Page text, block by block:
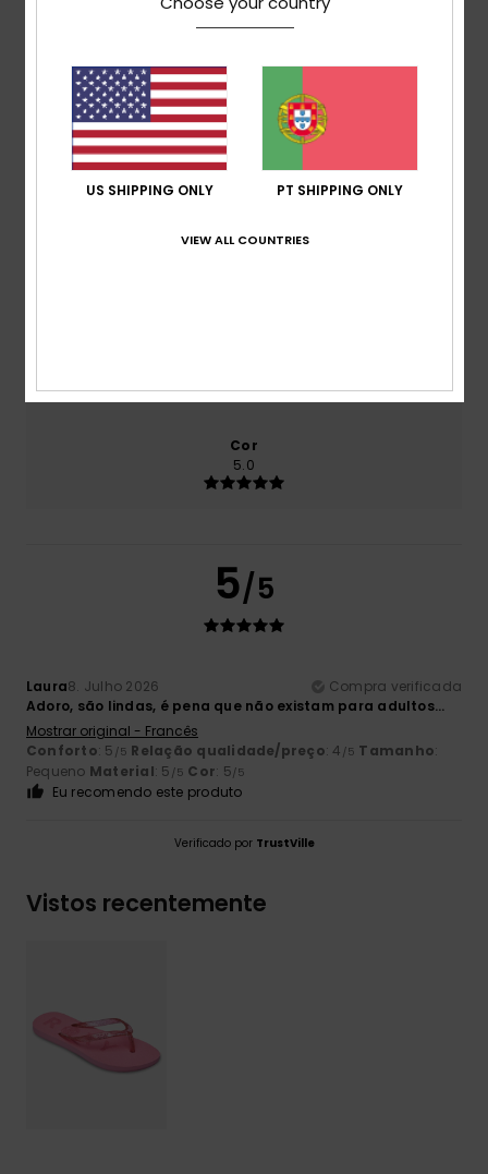
baseado em1 avaliações verificadasdesde Julho
100% dos nossos clientes recomendam este
produto
Cor
5.0
5/5
Laura8. Julho 2026
Compra verificada
Adoro, são lindas, é pena que não existam para adultos...
Mostrar original - Francês
Conforto: 5 /5 Relação qualidade/preço: 4 /5 Tamanho:
Pequeno Material: 5 /5 Cor: 5/5
Eu recomendo este produto
Verificado por TrustVille
Vistos recentemente
US SHIPPING ONLY PT SHIPPING ONLY
VIEW ALL COUNTRIES